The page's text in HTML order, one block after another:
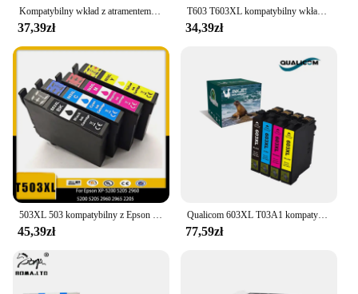
Kompatybilny wkład z atramentem T03A1 T603XL E603XL 603XL dla Epson XP 2100 2105 3100 3105 4100 4105 2150 2155 3150 4150 4155 WF2810D
37,39zł
T603 T603XL kompatybilny wkład z atramentem 603 dla Epson XP 2100 2105 3100 3105 4100 4105 2150 2155 3150 4150 4155 WF2810D
34,39zł
503XL 503 kompatybilny z Epson 503XL i Epson Expression home XP-5200 XP-5205 Workforce WF-2960DWF WF-2965DWF
45,39zł
Qualicom 603XL T03A1 kompatybilny tusz kartridż do Epson XP 2100 2105 3100 3105 4100 4105 2150 2155 3150 3155 4150 4155 WF2810D
77,59zł